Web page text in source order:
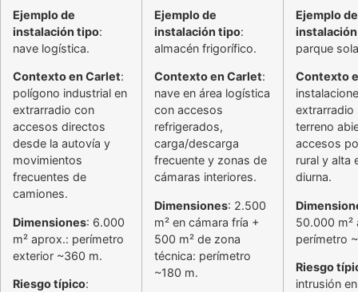
Ejemplo de
instalación tipo:
nave logística.
Contexto en Carlet:
polígono industrial en
extrarradio con
accesos directos
desde la autovía y
movimientos
frecuentes de
camiones.
Dimensiones: 6.000
m² aprox.: perímetro
exterior ~360 m.
Riesgo típico:
Ejemplo de
instalación tipo:
almacén frigorífico.
Contexto en Carlet:
nave en área logística
con accesos
refrigerados,
carga/descarga
frecuente y zonas de
cámaras interiores.
Dimensiones: 2.500
m² en cámara fría +
500 m² de zona
técnica: perímetro
~180 m.
Ejemplo de
parque
Contexto
extrarradio
terreno
accesos
rural y alta
diurna.
50.000 m²
perímetro
Riesgo
intrusión